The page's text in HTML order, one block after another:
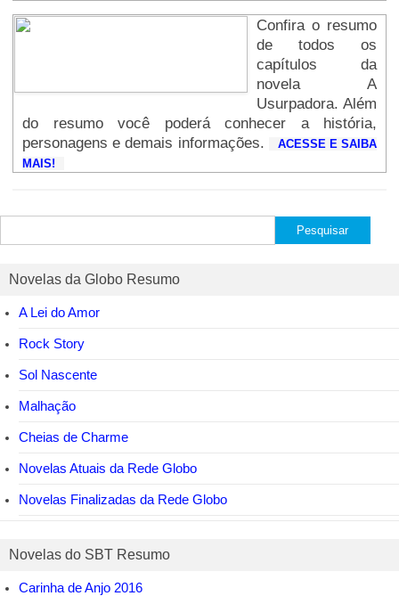
Confira o resumo
de todos os
capítulos da
novela A
Usurpadora. Além
do resumo você poderá conhecer a história,
personagens e demais informações.
ACESSE E SAIBA
MAIS!
por:
Novelas da Globo Resumo
A Lei do Amor
Rock Story
Sol Nascente
Malhação
Cheias de Charme
Novelas Atuais da Rede Globo
Novelas Finalizadas da Rede Globo
Novelas do SBT Resumo
Carinha de Anjo 2016